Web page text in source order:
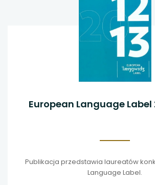
European Language Label
Publikacja przedstawia laureatów
Language Label.